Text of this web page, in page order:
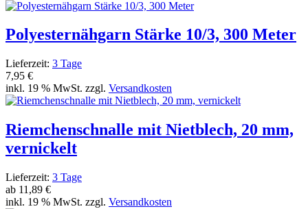
Polyesternähgarn Stärke 10/3, 300 Meter
Lieferzeit: 3 Tage
7,95 €
inkl. 19 % MwSt. zzgl. Versandkosten
Riemchenschnalle mit Nietblech, 20 mm,
vernickelt
Lieferzeit: 3 Tage
ab 11,89 €
inkl. 19 % MwSt. zzgl. Versandkosten